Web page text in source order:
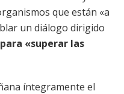
que están «a
un diálogo dirigido
«superar las
íntegramente el